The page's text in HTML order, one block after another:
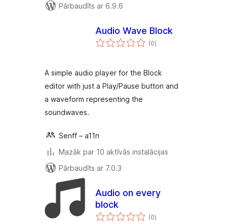
Pārbaudīts ar 6.9.6
Audio Wave Block
(0vērtējumu
kopsumma
)
A simple audio player for the Block
editor with just a Play/Pause button and
a waveform representing the
soundwaves.
Senff – a11n
Mazāk par 10 aktīvās instalācijas
Pārbaudīts ar 7.0.3
Audio on every
block
(0vērtējumu
kopsumma
)